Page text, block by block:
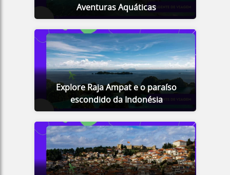
Aventuras Aquáticas
Explore Raja Ampat e o paraíso
escondido da Indonésia